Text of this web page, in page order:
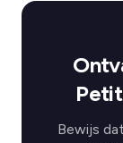
Bewijs